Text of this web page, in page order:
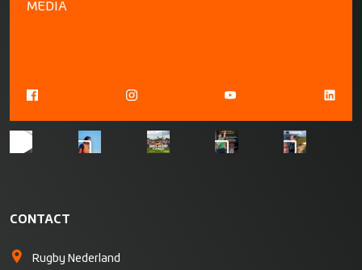
MEDIA
CONTACT
Rugby Nederland